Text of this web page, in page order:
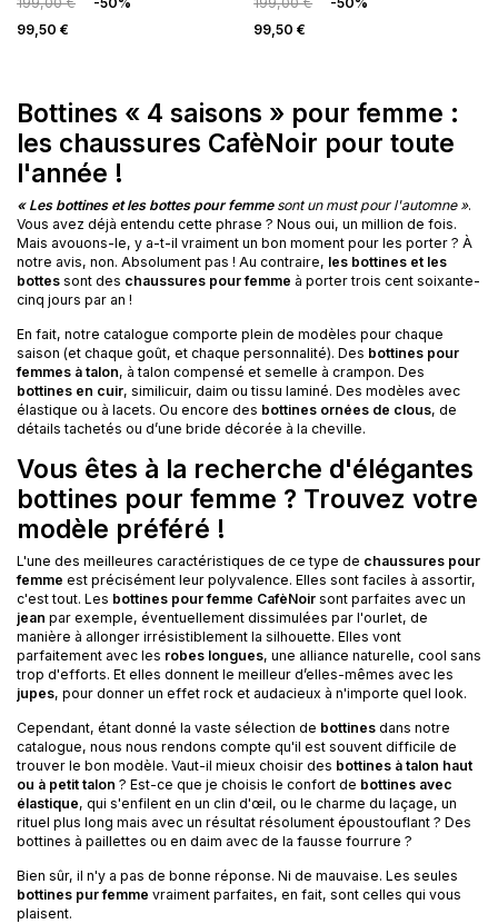
99,50 €
99,50 €
Bottines « 4 saisons » pour femme :
les chaussures CafèNoir pour toute
l'année !
« Les bottines et les bottes pour femme sont un must pour l'automne ».
Vous avez déjà entendu cette phrase ? Nous oui, un million de fois.
Mais avouons-le, y a-t-il vraiment un bon moment pour les porter ? À
notre avis, non. Absolument pas ! Au contraire, les bottines et les
bottes sont des chaussures pour femme à porter trois cent soixante-
cinq jours par an !
En fait, notre catalogue comporte plein de modèles pour chaque
saison (et chaque goût, et chaque personnalité). Des bottines pour
femmes à talon, à talon compensé et semelle à crampon. Des
bottines en cuir, similicuir, daim ou tissu laminé. Des modèles avec
élastique ou à lacets. Ou encore des bottines ornées de clous, de
détails tachetés ou d’une bride décorée à la cheville.
Vous êtes à la recherche d'élégantes
bottines pour femme ? Trouvez votre
modèle préféré !
L'une des meilleures caractéristiques de ce type de chaussures pour
femme est précisément leur polyvalence. Elles sont faciles à assortir,
c'est tout. Les bottines pour femme CafèNoir sont parfaites avec un
jean par exemple, éventuellement dissimulées par l'ourlet, de
manière à allonger irrésistiblement la silhouette. Elles vont
parfaitement avec les robes longues, une alliance naturelle, cool sans
trop d'efforts. Et elles donnent le meilleur d’elles-mêmes avec les
jupes, pour donner un effet rock et audacieux à n'importe quel look.
Cependant, étant donné la vaste sélection de bottines dans notre
catalogue, nous nous rendons compte qu'il est souvent difficile de
trouver le bon modèle. Vaut-il mieux choisir des bottines à talon haut
ou à petit talon ? Est-ce que je choisis le confort de bottines avec
élastique, qui s'enfilent en un clin d'œil, ou le charme du laçage, un
rituel plus long mais avec un résultat résolument époustouflant ? Des
bottines à paillettes ou en daim avec de la fausse fourrure ?
Bien sûr, il n'y a pas de bonne réponse. Ni de mauvaise. Les seules
bottines pur femme vraiment parfaites, en fait, sont celles qui vous
plaisent.